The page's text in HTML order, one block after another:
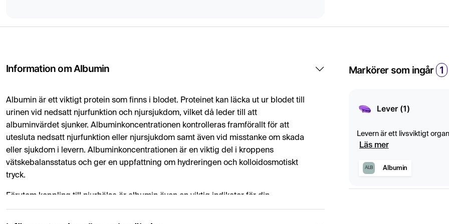
Information om Albumin
Albumin är ett viktigt protein som finns i blodet. Proteinet kan läcka ut ur blodet till
urinen vid nedsatt njurfunktion och njursjukdom, vilket då leder till att
albuminvärdet sjunker. Albuminkoncentrationen kontrolleras framförallt för att
utesluta nedsatt njurfunktion eller njursjukdom samt även vid misstanke om skada
eller sjukdom i levern. Albuminkoncentrationen är en viktig del i kroppens
vätskebalansstatus och ger en uppfattning om hydreringen och kolloidosmotiskt
tryck.
Förutom koppling till njurhälsa är albumin även en viktig indikator för din
leverfunktion. Misstanke om skador eller sjukdomar i levern kan också motivera
Markörer som ingår 1
Lever (1)
Levern är ett livsviktigt
energilagring. Den
leverns hälsa och funktion.
sjukdomstillstånd.
Läs mer
ALB Albumin